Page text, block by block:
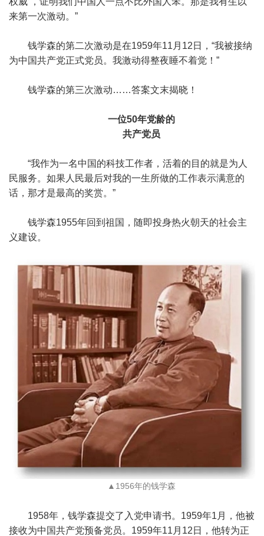
来第一次激动。”
钱学森的第二次激动是在1959年11月12日，“我被接纳
为中国共产党正式党员。我激动得整夜睡不着觉！”
钱学森的第三次激动……答案文末揭晓！
一位50年党龄的
共产党员
“我作为一名中国的科技工作者，活着的目的就是为人
民服务。如果人民最后对我的一生所做的工作表示满意的
话，那才是最高的奖赏。”
钱学森1955年回到祖国，随即投身热火朝天的社会主
义建设。
▲1956年的钱学森
1958年，钱学森提交了入党申请书。1959年1月，他被
接收为中国共产党预备党员。1959年11月12日，他转为正